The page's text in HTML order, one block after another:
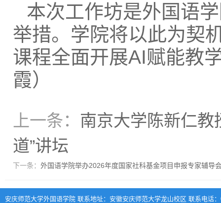
本次工作坊是外国语
举措。学院将以此为契
课程全面开展AI赋能教
霞）
上一条： 南京大学陈新仁教
道”讲坛
下一条： 外国语学院举办2026年度国家社科基金项目申报专家辅导
安庆师范大学外国语学院 联系地址：安徽安庆师范大学龙山校区 联系电话